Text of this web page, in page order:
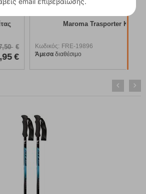
Trasporter Καρότσι Outwell